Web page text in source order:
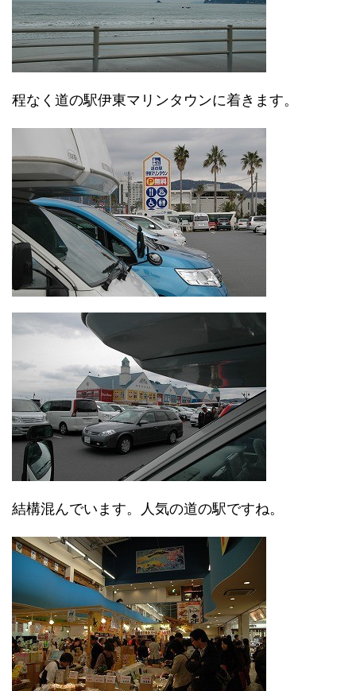
程なく道の駅伊東マリンタウンに着きます。
結構混んでいます。人気の道の駅ですね。